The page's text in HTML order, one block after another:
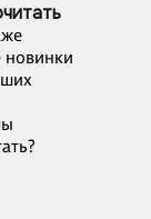
новинки